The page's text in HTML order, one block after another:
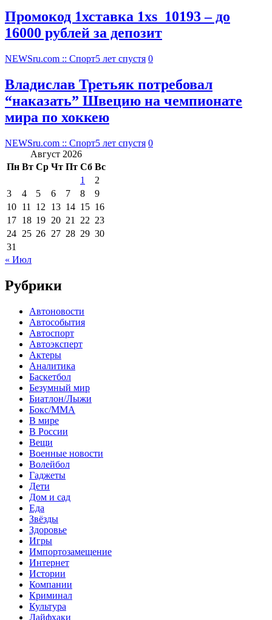
Промокод 1хставка 1xs_10193 – до
16000 рублей за депозит
NEWSru.com :: Спорт5 лет спустя 0
Владислав Третьяк потребовал
“наказать” Швецию на чемпионате
мира по хоккею
NEWSru.com :: Спорт5 лет спустя 0
Август 2026
Пн Вт Ср Чт Пт Сб Вс
1
2
3
4 5 6 7 8
9
10 11 12 13 14 15 16
17 18 19 20 21 22 23
24 25 26 27 28 29 30
31
« Июл
Рубрики
Автоновости
Автособытия
Автоспорт
Автоэксперт
Актеры
Аналитика
Баскетбол
Безумный мир
Биатлон/Лыжи
Бокс/MMA
В мире
В России
Вещи
Военные новости
Волейбол
Гаджеты
Дети
Дом и сад
Еда
Звёзды
Здоровье
Игры
Импортозамещение
Интернет
Истории
Компании
Криминал
Культура
Лайфхаки